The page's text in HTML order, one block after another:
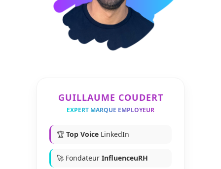
GUILLAUME COUDERT
EXPERT MARQUE EMPLOYEUR
🏆 Top Voice LinkedIn
🚀 Fondateur InfluenceuRH